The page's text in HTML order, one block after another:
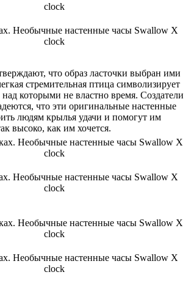
Необычные настенные часы Swallow X
clock
что образ ласточки выбран ими
стремительная птица символизирует
над которыми не властно время. Создатели
что эти оригинальные настенные
людям крылья удачи и помогут им
высоко, как им хочется.
Необычные настенные часы Swallow X
clock
Необычные настенные часы Swallow X
clock